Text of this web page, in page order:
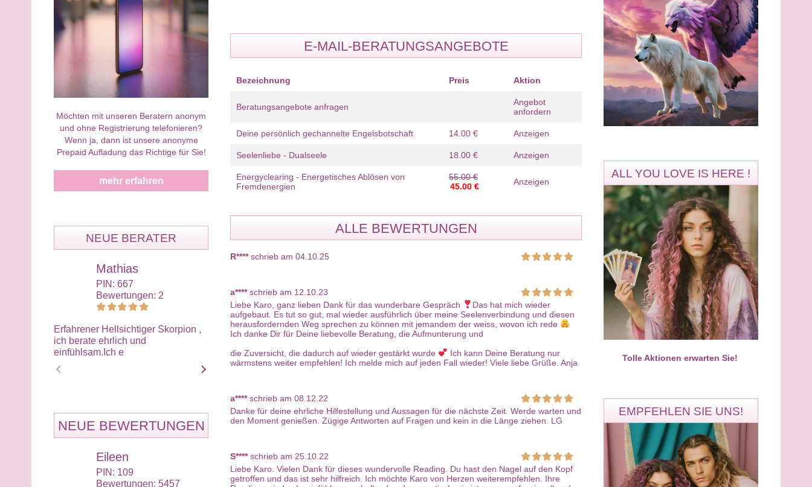
Möchten mit unseren Beratern anonym
und ohne Registrierung telefonieren?
Wenn ja, dann ist unsere anonyme
Prepaid Aufladung das Richtige für Sie!
mehr erfahren
NEUE BERATER
Mathias
PIN: 667
Bewertungen: 2
Erfahrener Hellsichtiger Skorpion ,
ich berate ehrlich und
einfühlsam.Ich e
Bewertungen: 0
Wir müssen im Leben alles so
sollten dafür sorge
Was fühlt er wirklich? Hat unsere
Liebe eine Chance? Ich blicke für
dich tief
Aura Solaris
Bewertungen: 197
​Spiritueller Meisterberater für
Transformation & Seelenheilung​
Noela
PIN: 547
Bewertungen: 0
Von Herzen für dich da. Ich freue
mich auf dein Anruf
NEUE BEWERTUNGEN
Eileen
PIN: 109
Bewertungen: 5457
Eileen
PIN: 109
Bewertungen: 5457
PIN: 677
Bewertungen: 197
Ronny
PIN: 324
Bewertungen: 3884
Miran
PIN: 100
Bewertungen: 5953
E-MAIL-BERATUNGSANGEBOTE
Bezeichnung Preis Aktion
Beratungsangebote anfragen
Angebot
anfordern
Deine persönlich gechannelte Engelsbotschaft 14.00 € Anzeigen
Seelenliebe - Dualseele 18.00 € Anzeigen
Energyclearing - Energetisches Ablösen von
Fremdenergien
55.00 €
45.00 €
Anzeigen
ALLE BEWERTUNGEN
R****schrieb am 04.10.25
a****schrieb am 12.10.23
Liebe Karo, ganz lieben Dank für das wunderbare Gespräch
Das hat mich wieder
aufgebaut. Es tut so gut, mal wieder ausführlich über meine Seelenverbindung und diesen
herausfordernden Weg sprechen zu können mit jemandem der weiss, wovon ich rede
Ich danke Dir für Deine liebevolle Beratung, die Aufmunterung und
die Zuversicht, die dadurch auf wieder gestärkt wurde
Ich kann Deine Beratung nur
wärmstens weiter empfehlen! Ich melde mich auf jeden Fall wieder! Viele liebe Grüße. Anja
a****schrieb am 08.12.22
Danke für deine ehrliche Hilfestellung und Aussagen für die nächste Zeit. Werde warten und
den Moment genießen. Zügige Antworten auf Fragen und kein in die Länge ziehen. LG
S****schrieb am 25.10.22
Liebe Karo. Vielen Dank für dieses wundervolle Reading. Du hast den Nagel auf den Kopf
getroffen und das ist sehr hilfreich. Ich möchte Karo von Herzen weiterempfehlen. Ihre
ALL YOU LOVE IS HERE !
Tolle Aktionen erwarten Sie!
EMPFEHLEN SIE UNS!